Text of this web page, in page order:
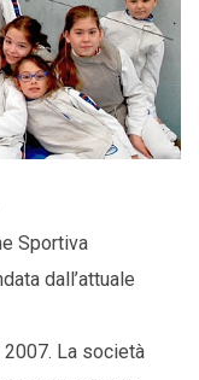
Sportiva
dall’attuale
La società